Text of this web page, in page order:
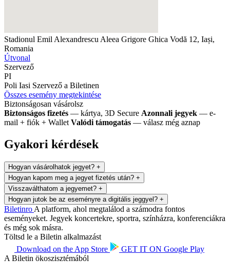
Stadionul Emil Alexandrescu Aleea Grigore Ghica Vodă 12, Iași,
Romania
Útvonal
Szervező
PI
Poli Iasi Szervező a Biletinen
Összes esemény megtekintése
Biztonságosan vásárolsz
Biztonságos fizetés — kártya, 3D Secure Azonnali jegyek — e-
mail + fiók + Wallet Valódi támogatás — válasz még aznap
Gyakori kérdések
Hogyan vásárolhatok jegyet? +
Hogyan kapom meg a jegyet fizetés után? +
Visszaválthatom a jegyemet? +
Hogyan jutok be az eseményre a digitális jeggyel? +
Biletinro A platform, ahol megtalálod a számodra fontos
eseményeket. Jegyek koncertekre, sportra, színházra, konferenciákra
és még sok másra.
Töltsd le a Biletin alkalmazást
Download on the App Store GET IT ON Google Play
A Biletin ökoszisztémából